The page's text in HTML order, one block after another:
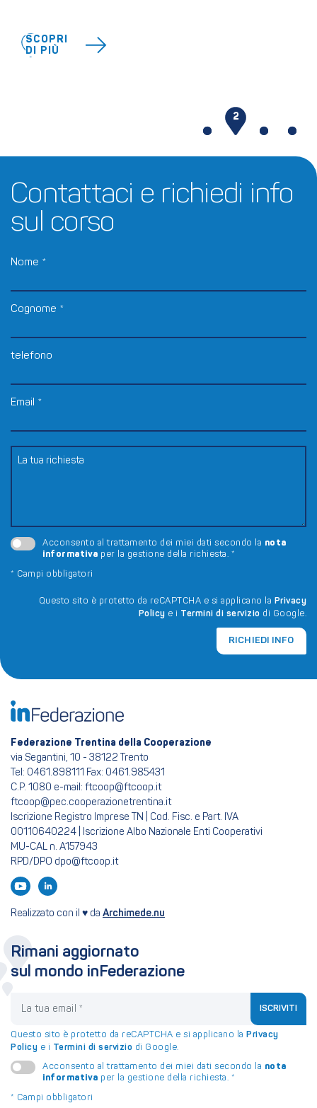
SCOPRI
DI PIÙ
2
Contattaci e richiedi info
sul corso
Nome *
Cognome *
telefono
Email *
Acconsento al trattamento dei miei dati secondo la nota
informativa per la gestione della richiesta. *
* Campi obbligatori
Questo sito è protetto da reCAPTCHA e si applicano la Privacy
Policy e i Termini di servizio di Google.
RICHIEDI INFO
Federazione Trentina della Cooperazione
via Segantini, 10 - 38122 Trento
Tel: 0461.898111 Fax: 0461.985431
C.P. 1080 e-mail: ftcoop@ftcoop.it
ftcoop@pec.cooperazionetrentina.it
Iscrizione Registro Imprese TN | Cod. Fisc. e Part. IVA
00110640224 | Iscrizione Albo Nazionale Enti Cooperativi
MU-CAL n. A157943
RPD/DPO dpo@ftcoop.it
Realizzato con il ♥ da Archimede.nu
Rimani aggiornato
sul mondo inFederazione
ISCRIVITI
Questo sito è protetto da reCAPTCHA e si applicano la Privacy
Policy e i Termini di servizio di Google.
Acconsento al trattamento dei miei dati secondo la nota
informativa per la gestione della richiesta. *
* Campi obbligatori